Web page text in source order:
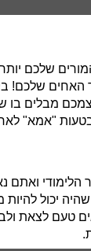
שלכם
האחים שלכם!
מבלים בו
"אמא"
הלימודי ואתם
יכול להיות
טעם לצאת